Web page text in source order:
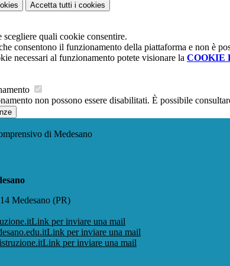
Accetta tutti i cookies
scegliere quali cookie consentire.
consentono il funzionamento della piattaforma e non è
necessari al funzionamento potete visionare la COOKIE
non possono essere disabilitati. È possibile
di Medesano
Medesano (PR)
Link per inviare una mail
Link per inviare una mail
Link per inviare una mail